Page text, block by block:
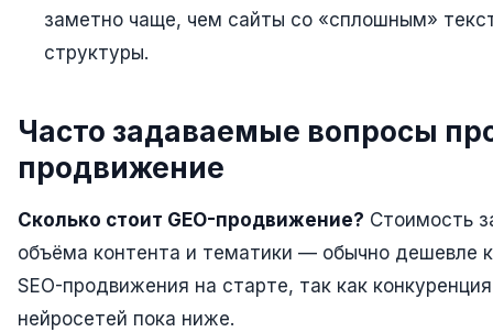
заметно чаще, чем сайты со «сплошным»
структуры.
Часто задаваемые вопросы
продвижение
Сколько стоит GEO-продвижение? Стоимость
объёма контента и тематики — обычно дешевле
SEO-продвижения на старте, так как
нейросетей пока ниже.